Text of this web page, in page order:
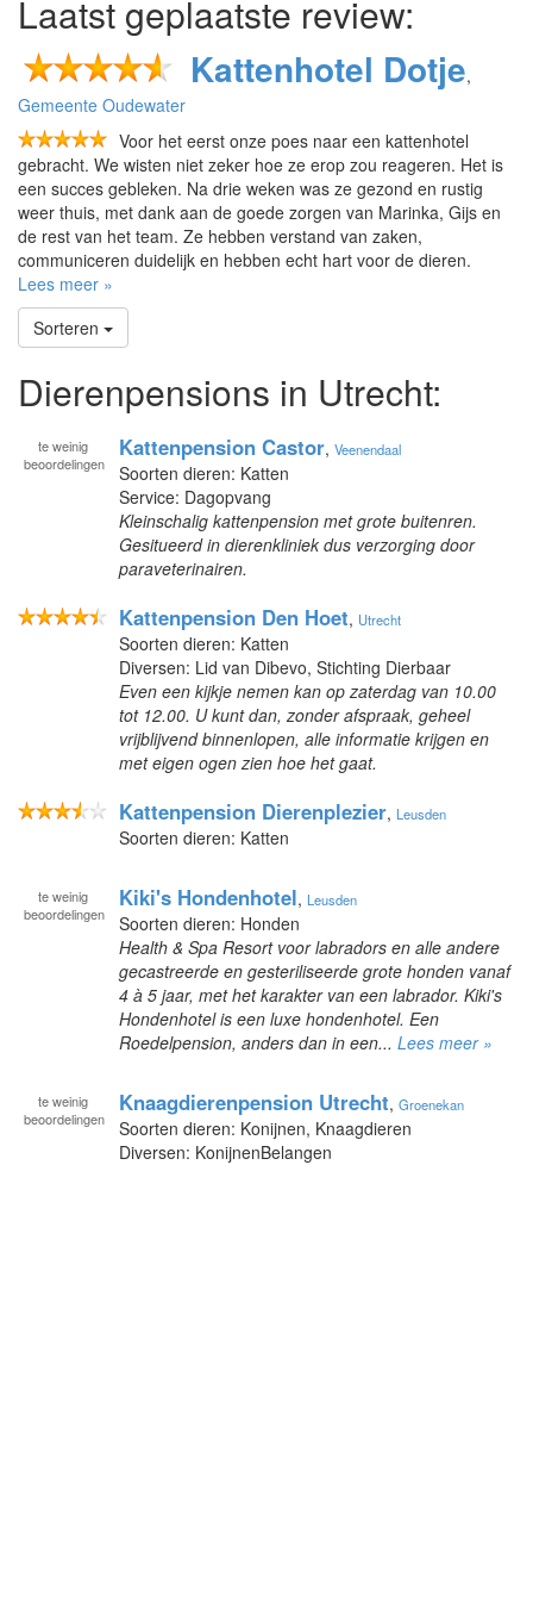
Laatst geplaatste review:
Kattenhotel Dotje,
Gemeente Oudewater
Voor het eerst onze poes naar een kattenhotel
gebracht. We wisten niet zeker hoe ze erop zou reageren. Het is
een succes gebleken. Na drie weken was ze gezond en rustig
weer thuis, met dank aan de goede zorgen van Marinka, Gijs en
de rest van het team. Ze hebben verstand van zaken,
communiceren duidelijk en hebben echt hart voor de dieren.
Lees meer »
Sorteren
Dierenpensions in Utrecht:
te weinig
beoordelingen
Kattenpension Castor, Veenendaal
Soorten dieren: Katten
Service: Dagopvang
Kleinschalig kattenpension met grote buitenren.
Gesitueerd in dierenkliniek dus verzorging door
paraveterinairen.
Kattenpension Den Hoet, Utrecht
Soorten dieren: Katten
Diversen: Lid van Dibevo, Stichting Dierbaar
Even een kijkje nemen kan op zaterdag van 10.00
tot 12.00. U kunt dan, zonder afspraak, geheel
vrijblijvend binnenlopen, alle informatie krijgen en
met eigen ogen zien hoe het gaat.
Kattenpension Dierenplezier, Leusden
Soorten dieren: Katten
te weinig
beoordelingen
Kiki's Hondenhotel, Leusden
Soorten dieren: Honden
Health & Spa Resort voor labradors en alle andere
gecastreerde en gesteriliseerde grote honden vanaf
4 à 5 jaar, met het karakter van een labrador. Kiki's
Hondenhotel is een luxe hondenhotel. Een
Roedelpension, anders dan in een... Lees meer »
te weinig
beoordelingen
Knaagdierenpension Utrecht, Groenekan
Soorten dieren: Konijnen, Knaagdieren
Diversen: KonijnenBelangen